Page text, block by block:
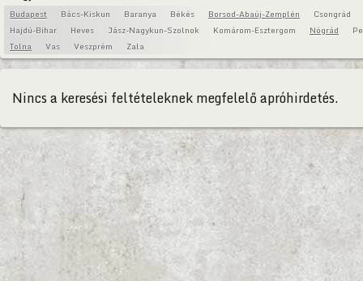
Budapest Bács-Kiskun Baranya Békés Borsod-Abaúj-Zemplén
Csongrád
Hajdú-Bihar
Heves Jász-Nagykun-Szolnok Komárom-Esztergom Nógrád
Tolna
Vas Veszprém Zala
Nincs a keresési feltételeknek megfelelő apróhirdetés.